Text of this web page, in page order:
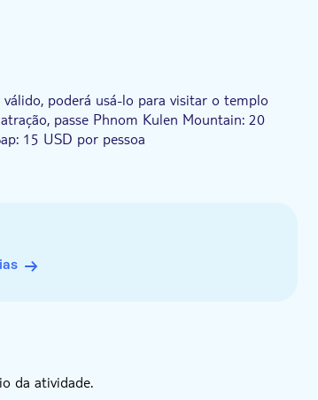
poderá usá-lo para visitar o templo
passe Phnom Kulen Mountain: 20
15 USD por pessoa
da atividade.